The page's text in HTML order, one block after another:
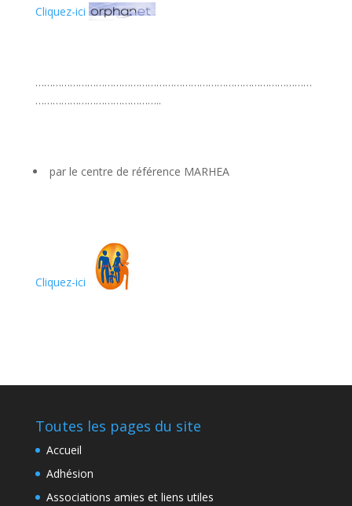
Cliquez-ici
……………………………………………………………………………………
……………………………………..
par le centre de référence MARHEA
Cliquez-ici
Toutes les pages du site
Accueil
Adhésion
Associations amies et liens utiles